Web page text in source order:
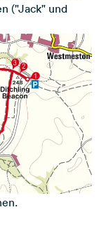
("Jack" und